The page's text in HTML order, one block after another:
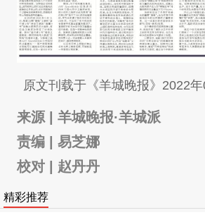
原文刊载于《羊城晚报》2022
来源 | 羊城晚报·羊城派
责编 | 易芝娜
校对 | 赵丹丹
精彩推荐